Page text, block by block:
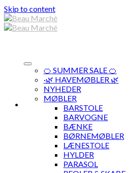
Skip to content
🍊 SUMMER SALE 🍊
·🌿 HAVEMØBLER 🌿
NYHEDER
MØBLER
BARSTOLE
BARVOGNE
BÆNKE
BØRNEMØBLER
LÆNESTOLE
HYLDER
PARASOL